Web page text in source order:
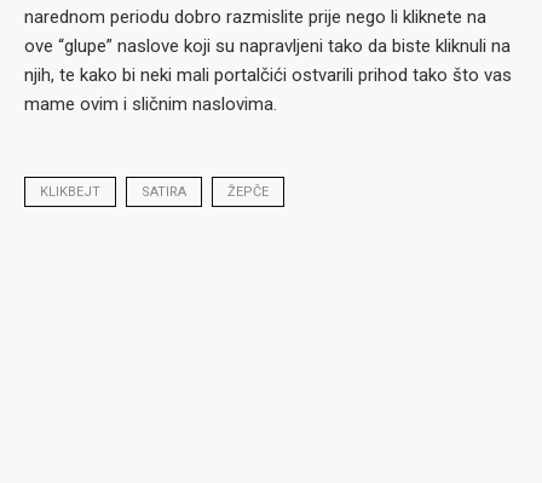
narednom periodu dobro razmislite prije nego li kliknete na
ove “glupe” naslove koji su napravljeni tako da biste kliknuli na
njih, te kako bi neki mali portalčići ostvarili prihod tako što vas
mame ovim i sličnim naslovima.
KLIKBEJT SATIRA ŽEPČE